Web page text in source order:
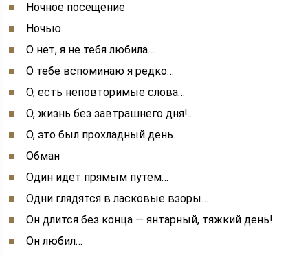
Ночное посещение
Ночью
О нет, я не тебя любила…
О тебе вспоминаю я редко…
О, есть неповторимые слова…
О, жизнь без завтрашнего дня!..
О, это был прохладный день…
Обман
Один идет прямым путем…
Одни глядятся в ласковые взоры…
Он длится без конца — янтарный, тяжкий день!..
Он любил…